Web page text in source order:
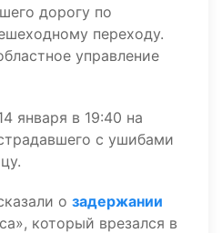
дорогу по
переходу.
управление
января в 19:40 на
с ушибами
о задержании
который врезался в